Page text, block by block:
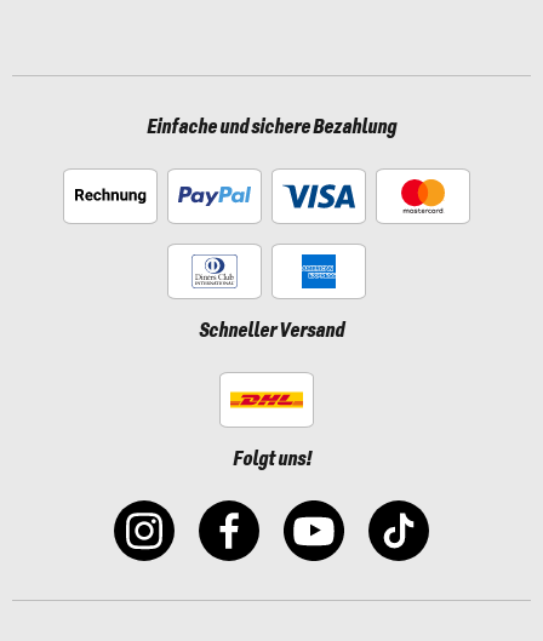
Einfache und sichere Bezahlung
Schneller Versand
Folgt uns!